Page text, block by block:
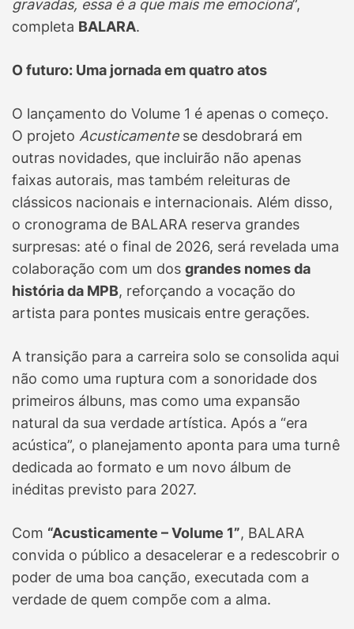
gravadas, essa é a que mais me emociona”,
completa BALARA.
O futuro: Uma jornada em quatro atos
O lançamento do Volume 1 é apenas o começo.
O projeto Acusticamentese desdobrará em
outras novidades, que incluirão não apenas
faixas autorais, mas também releituras de
clássicos nacionais e internacionais. Além disso,
o cronograma de BALARA reserva grandes
surpresas: até o final de 2026, será revelada uma
colaboração com um dos grandes nomes da
história da MPB, reforçando a vocação do
artista para pontes musicais entre gerações.
A transição para a carreira solo se consolida aqui
não como uma ruptura com a sonoridade dos
primeiros álbuns, mas como uma expansão
natural da sua verdade artística. Após a “era
acústica”, o planejamento aponta para uma turnê
dedicada ao formato e um novo álbum de
inéditas previsto para 2027.
Com “Acusticamente – Volume 1”, BALARA
convida o público a desacelerar e a redescobrir o
poder de uma boa canção, executada com a
verdade de quem compõe com a alma.